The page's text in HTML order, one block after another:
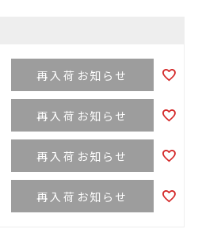
再入荷お知らせ
再入荷お知らせ
再入荷お知らせ
再入荷お知らせ